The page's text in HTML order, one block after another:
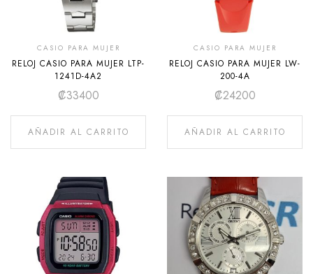
CASIO PARA MUJER
RELOJ CASIO PARA MUJER LTP-
1241D-4A2
₡33400
AÑADIR AL CARRITO
CASIO PARA MUJER
RELOJ CASIO PARA MUJER LW-
200-4A
₡24200
AÑADIR AL CARRITO